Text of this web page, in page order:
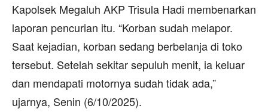
Kapolsek Megaluh AKP Trisula Hadi membenarkan
laporan pencurian itu. “Korban sudah melapor.
Saat kejadian, korban sedang berbelanja di toko
tersebut. Setelah sekitar sepuluh menit, ia keluar
dan mendapati motornya sudah tidak ada,”
ujarnya, Senin (6/10/2025).